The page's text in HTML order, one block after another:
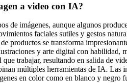
a video con IA?
imágenes, aunque algunos
faciales sutiles y gestos
productos se transforma
y arte digital con habilidad,
trabajar, resultando en salida de
múltiples herramientas de IA. Las
en color como en blanco y